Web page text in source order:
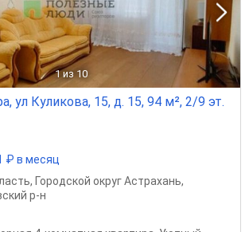
1 из 10
ул Куликова, 15, д. 15, 94 м², 2/9 эт.
₽ в месяц
, Городской округ Астрахань,
р-н